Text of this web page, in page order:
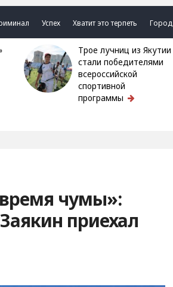
Успех Хватит это терпеть Город
Трое лучниц из Якутии
стали победителями
всероссийской
спортивной
программы
чумы»:
приехал